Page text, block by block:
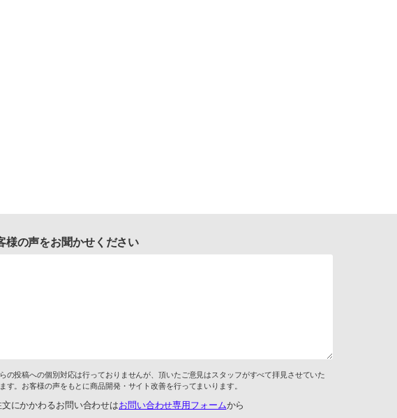
様の声をお聞かせください
の投稿への個別対応は行っておりませんが、頂いたご意見はスタッフがすべて拝見させていた
す。お客様の声をもとに商品開発・サイト改善を行ってまいります。
文にかかわるお問い合わせはお問い合わせ専用フォームから